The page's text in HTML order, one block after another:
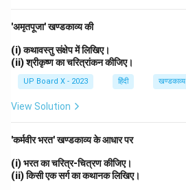
'अमृतपूजा' खण्डकाव्य की
(i) कथावस्तु संक्षेप में लिखिए।
(ii) श्रीकृष्ण का चरित्रांकन कीजिए।
UP Board X - 2023 हिंदी खण्डकाव्य
View Solution
'कर्मवीर भरत' खण्डकाव्य के आधार पर
(i) भरत का चरित्र-चित्रण कीजिए।
(ii) किसी एक सर्ग का कथानक लिखिए।